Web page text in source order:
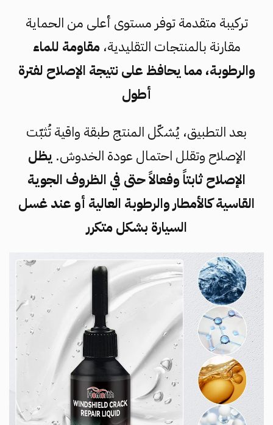
تركيبة متقدمة توفر مستوى أعلى من الحماية
مقارنة بالمنتجات التقليدية، مقاومة للماء
والرطوبة، مما يحافظ على نتيجة الإصلاح لفترة
أطول
بعد التطبيق، يُشكّل المنتج طبقة واقية تُثبّت
الإصلاح وتقلل احتمال عودة الخدوش. يظل
الإصلاح ثابتاً وفعالاً حتى في الظروف الجوية
القاسية كالأمطار والرطوبة العالية أو عند غسل
السيارة بشكل متكرر